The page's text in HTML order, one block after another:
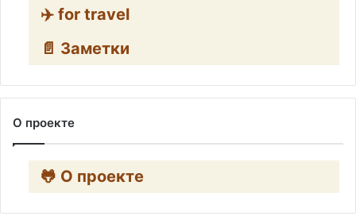
✈️ for travel
📄 Заметки
О проекте
🐸 О проекте